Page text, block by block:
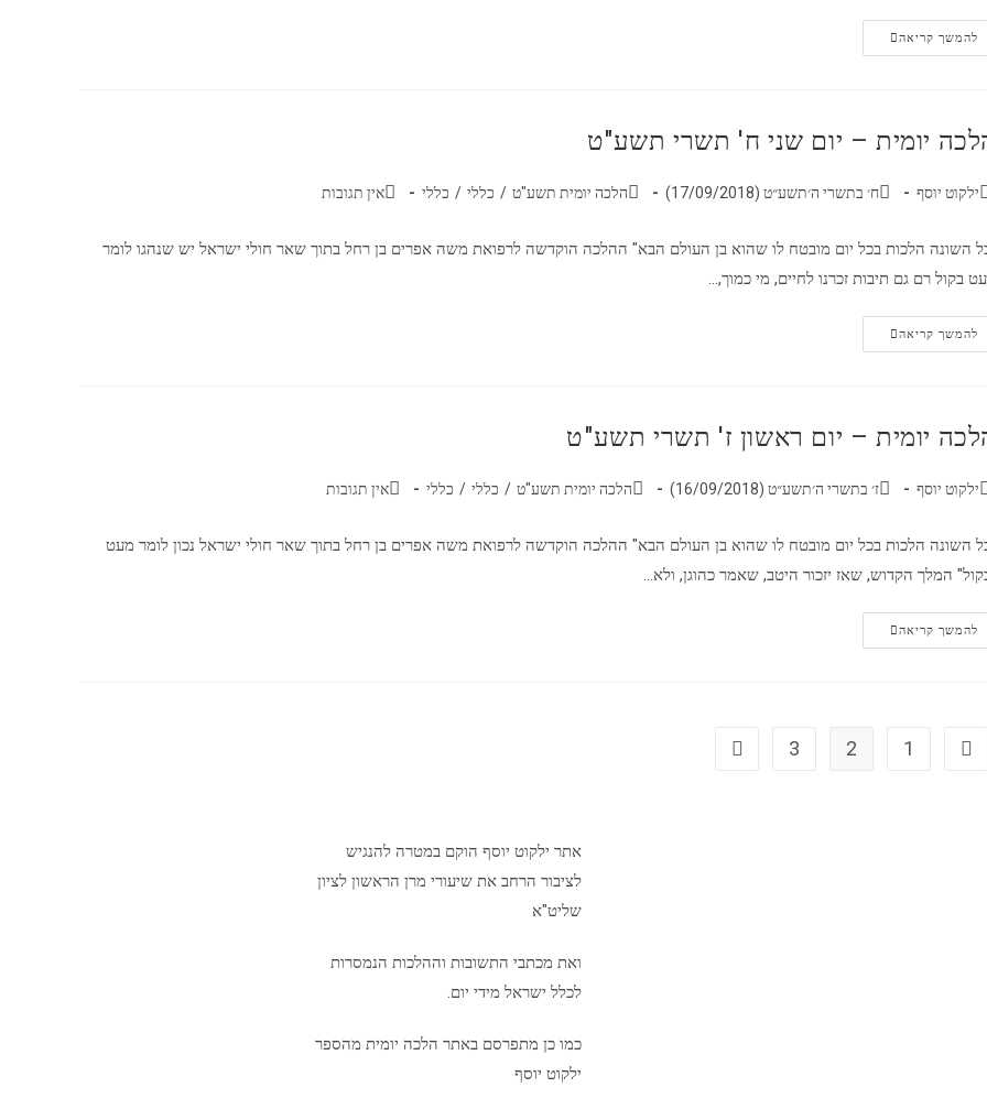
להמשך קריאה
יומית – יום שני ח' תשרי תשע"ט
ילקוט יוסף ח׳ בתשרי ה׳תשע״ט (17/09/2018) הלכה יומית תשע"ט / כללי / כללי אין תגובות
השונה הלכות בכל יום מובטח לו שהוא בן העולם הבא" ההלכה הוקדשה לרפואת משה אפרים בן רחל בתוך שאר חולי ישראל יש שנהגו לומר
בקול רם גם תיבות זכרנו לחיים, מי כמוך,…
להמשך קריאה
יומית – יום ראשון ז' תשרי תשע"ט
ילקוט יוסף ז׳ בתשרי ה׳תשע״ט (16/09/2018) הלכה יומית תשע"ט / כללי / כללי אין תגובות
השונה הלכות בכל יום מובטח לו שהוא בן העולם הבא" ההלכה הוקדשה לרפואת משה אפרים בן רחל בתוך שאר חולי ישראל נכון לומר מעט
המלך הקדוש, שאז יזכור היטב, שאמר כהוגן, ולא…
להמשך קריאה
1
2
3
אתר ילקוט יוסף הוקם במטרה להנגיש
לציבור הרחב את שיעורי מרן הראשון לציון
שליט"א
ואת מכתבי התשובות וההלכות הנמסרות
לכלל ישראל מידי יום.
כמו כן מתפרסם באתר הלכה יומית מהספר
ילקוט יוסף